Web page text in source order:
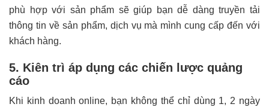
phù hợp với sản phẩm sẽ giúp bạn dễ dàng truyền tải
thông tin về sản phẩm, dịch vụ mà mình cung cấp đến với
khách hàng.
5. Kiên trì áp dụng các chiến lược quảng
cáo
Khi kinh doanh online, bạn không thể chỉ dùng 1, 2 ngày